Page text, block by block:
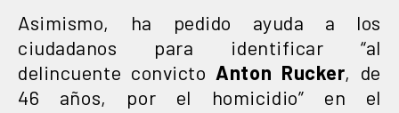
Asimismo, ha pedido ayuda a los
ciudadanos para identificar “al
delincuente convicto Anton Rucker, de
46 años, por el homicidio” en el